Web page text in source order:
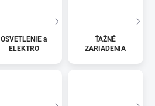
OSVETLENIE a
ELEKTRO
ŤAŽNÉ
ZARIADENIA